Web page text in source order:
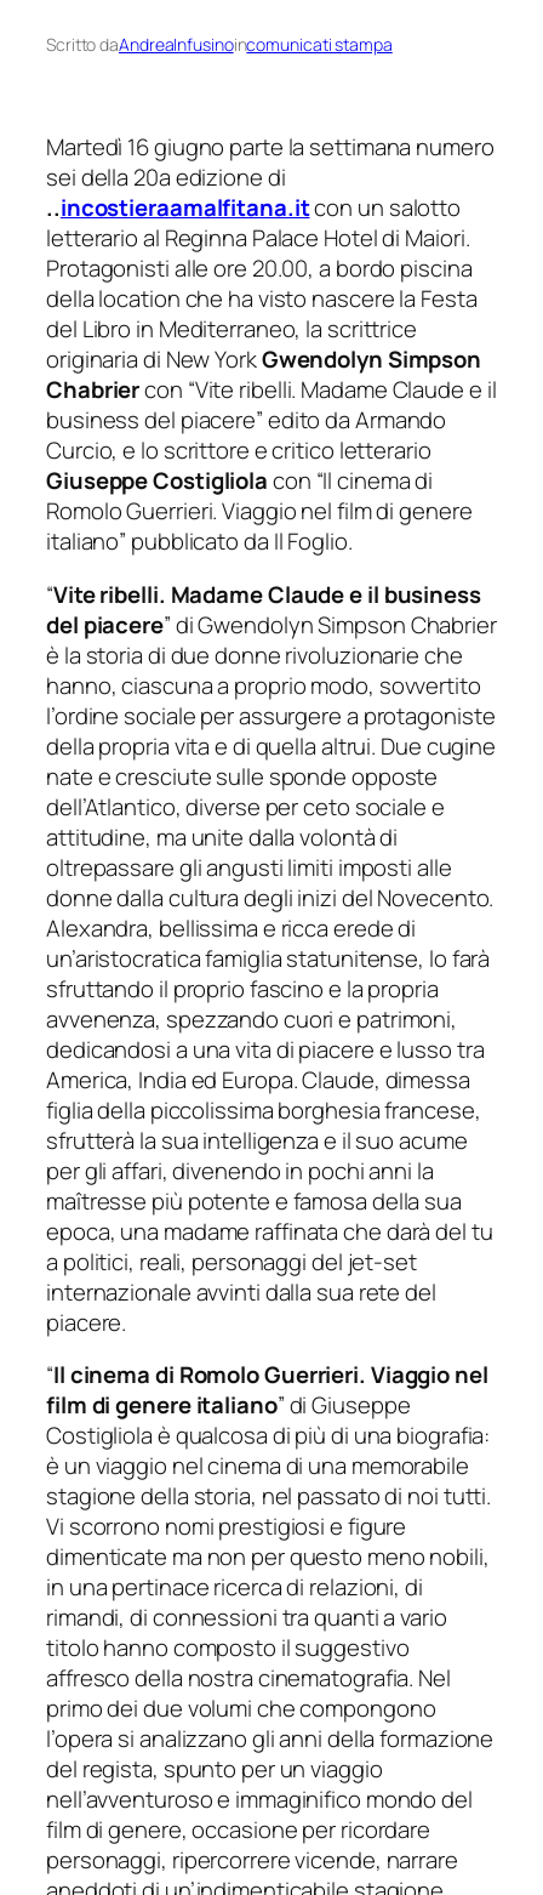
Scritto daAndreaInfusinoincomunicati stampa
Martedì 16 giugno parte la settimana numero
sei della 20a edizione di
..incostieraamalfitana.itcon un salotto
letterario al Reginna Palace Hotel di Maiori.
Protagonisti alle ore 20.00, a bordo piscina
della location che ha visto nascere la Festa
del Libro in Mediterraneo, la scrittrice
originaria di New YorkGwendolyn Simpson
Chabriercon “Vite ribelli. Madame Claude e il
business del piacere” edito da Armando
Curcio, e lo scrittore e critico letterario
Giuseppe Costigliolacon “Il cinema di
Romolo Guerrieri. Viaggio nel film di genere
italiano” pubblicato da Il Foglio.
“Vite ribelli. Madame Claude e il business
del piacere” di Gwendolyn Simpson Chabrier
è la storia di due donne rivoluzionarie che
hanno, ciascuna a proprio modo, sovvertito
l’ordine sociale per assurgere a protagoniste
della propria vita e di quella altrui. Due cugine
nate e cresciute sulle sponde opposte
dell’Atlantico, diverse per ceto sociale e
attitudine, ma unite dalla volontà di
oltrepassare gli angusti limiti imposti alle
donne dalla cultura degli inizi del Novecento.
Alexandra, bellissima e ricca erede di
un’aristocratica famiglia statunitense, lo farà
sfruttando il proprio fascino e la propria
avvenenza, spezzando cuori e patrimoni,
dedicandosi a una vita di piacere e lusso tra
America, India ed Europa. Claude, dimessa
figlia della piccolissima borghesia francese,
sfrutterà la sua intelligenza e il suo acume
per gli affari, divenendo in pochi anni la
maîtresse più potente e famosa della sua
epoca, una madame raffinata che darà del tu
a politici, reali, personaggi del jet-set
internazionale avvinti dalla sua rete del
piacere.
“Il cinema di Romolo Guerrieri. Viaggio nel
film di genere italiano” di Giuseppe
Costigliola è qualcosa di più di una biografia:
è un viaggio nel cinema di una memorabile
stagione della storia, nel passato di noi tutti.
Vi scorrono nomi prestigiosi e figure
dimenticate ma non per questo meno nobili,
in una pertinace ricerca di relazioni, di
rimandi, di connessioni tra quanti a vario
titolo hanno composto il suggestivo
affresco della nostra cinematografia. Nel
primo dei due volumi che compongono
l’opera si analizzano gli anni della formazione
del regista, spunto per un viaggio
nell’avventuroso e immaginifico mondo del
film di genere, occasione per ricordare
personaggi, ripercorrere vicende, narrare